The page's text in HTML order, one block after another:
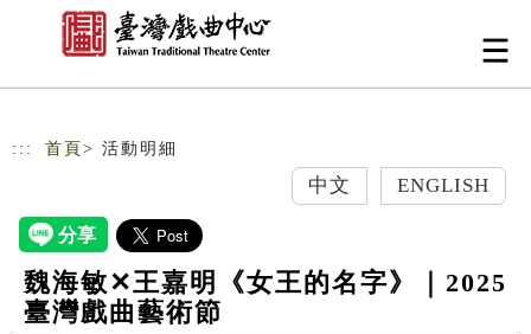
跳到主要內容
網站導覽
::: 首頁 > 活動明細
中文 ENGLISH
魏海敏✕王嘉明《女王的名字》｜2025
臺灣戲曲藝術節